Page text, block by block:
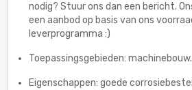
nodig? Stuur ons dan een bericht.
een aanbod op basis van ons
leverprogramma :)
Toepassingsgebieden: machinebouw.
Eigenschappen: goede